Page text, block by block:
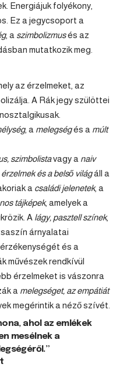
Energiájuk folyékony,
Ez a jegycsoport a
, a szimbolizmusés az
mutatkozik meg.
az érzelmeket, az
A Rák jegy szülöttei
, a melegségés a múlt
szimbolistavagy a naiv
érzelmek és a belső világáll a
a családi jelenetek, a
tájképek, amelyek a
A lágy, pasztell színek,
árnyalatai
és a
művészek rendkívül
érzelmeket is vászonra
a melegséget, az empátiát
megérintik a néző szívét.
ahol az emlékek
mesélnek a